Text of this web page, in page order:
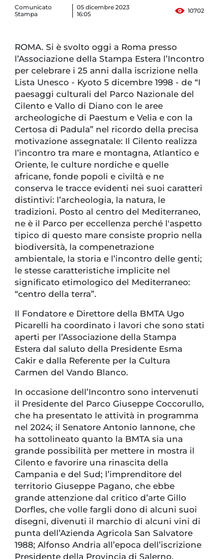
Comunicato
Stampa
05 dicembre 2023
16:05
10702
ROMA. Si è svolto oggi a Roma presso
l’Associazione della Stampa Estera l’Incontro
per celebrare i 25 anni dalla iscrizione nella
Lista Unesco - Kyoto 5 dicembre 1998 - de “I
paesaggi culturali del Parco Nazionale del
Cilento e Vallo di Diano con le aree
archeologiche di Paestum e Velia e con la
Certosa di Padula” nel ricordo della precisa
motivazione assegnatale: Il Cilento realizza
l’incontro tra mare e montagna, Atlantico e
Oriente, le culture nordiche e quelle
africane, fonde popoli e civiltà e ne
conserva le tracce evidenti nei suoi caratteri
distintivi: l’archeologia, la natura, le
tradizioni. Posto al centro del Mediterraneo,
ne è il Parco per eccellenza perché l'aspetto
tipico di questo mare consiste proprio nella
biodiversità, la compenetrazione
ambientale, la storia e l’incontro delle genti;
le stesse caratteristiche implicite nel
significato etimologico del Mediterraneo:
“centro della terra”.
Il Fondatore e Direttore della BMTA Ugo
Picarelli ha coordinato i lavori che sono stati
aperti per l’Associazione della Stampa
Estera dal saluto della Presidente Esma
Cakir e dalla Referente per la Cultura
Carmen del Vando Blanco.
In occasione dell’Incontro sono intervenuti
il Presidente del Parco Giuseppe Coccorullo,
che ha presentato le attività in programma
nel 2024; il Senatore Antonio Iannone, che
ha sottolineato quanto la BMTA sia una
grande possibilità per mettere in mostra il
Cilento e favorire una rinascita della
Campania e del Sud; l’imprenditore del
territorio Giuseppe Pagano, che ebbe
grande attenzione dal critico d’arte Gillo
Dorfles, che volle fargli dono di alcuni suoi
disegni, divenuti il marchio di alcuni vini di
punta dell’Azienda Agricola San Salvatore
1988; Alfonso Andria all’epoca dell’iscrizione
Presidente della Provincia di Salerno,